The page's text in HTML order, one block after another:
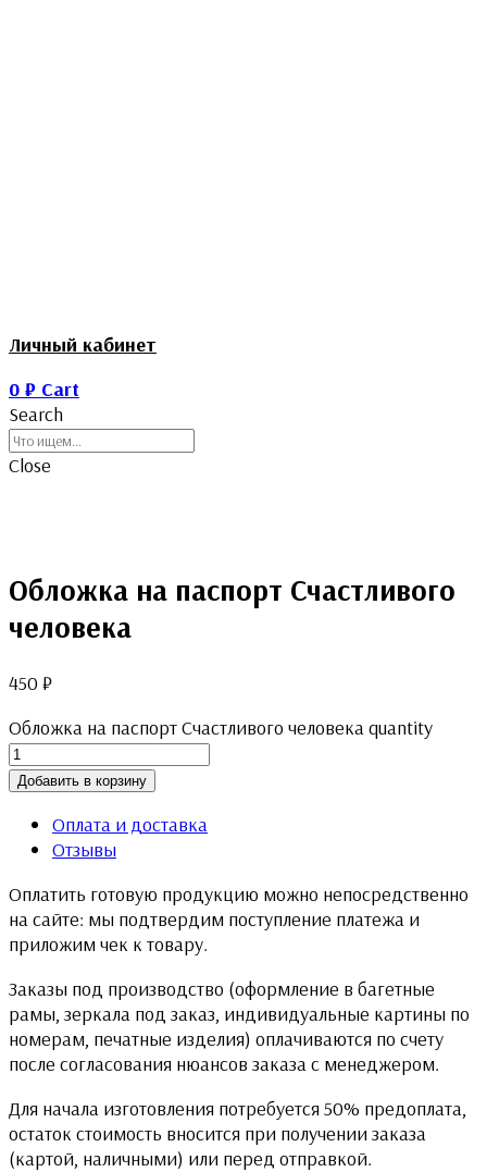
Личный кабинет
0 ₽ Cart
Search
Close
Обложка на паспорт Счастливого
человека
450 ₽
Обложка на паспорт Счастливого человека quantity
Добавить в корзину
Оплата и доставка
Отзывы
Оплатить готовую продукцию можно непосредственно
на сайте: мы подтвердим поступление платежа и
приложим чек к товару.
Заказы под производство (оформление в багетные
рамы, зеркала под заказ, индивидуальные картины по
номерам, печатные изделия) оплачиваются по счету
после согласования нюансов заказа с менеджером.
Для начала изготовления потребуется 50% предоплата,
остаток стоимость вносится при получении заказа
(картой, наличными) или перед отправкой.